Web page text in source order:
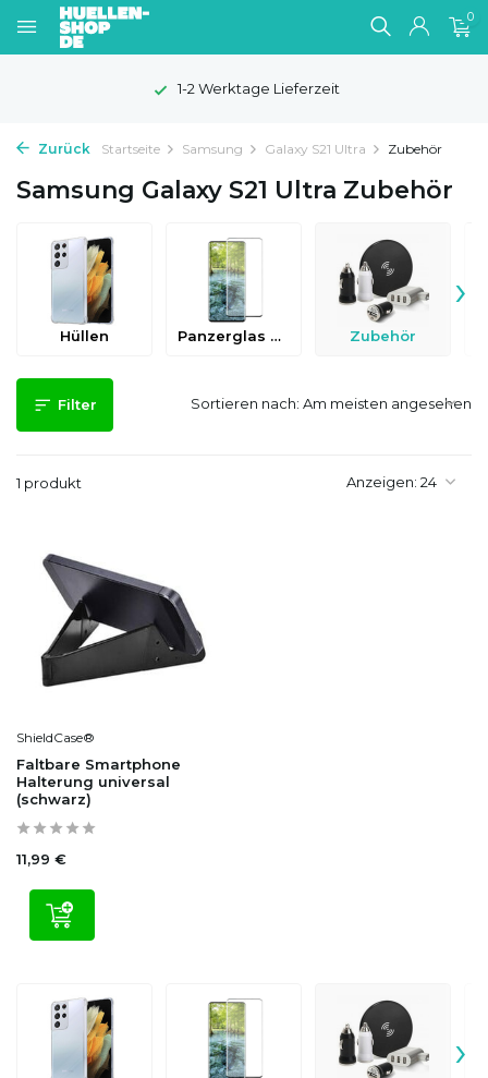
0
1-2 Werktage Lieferzeit
Zurück Startseite Samsung Galaxy S21 Ultra Zubehör
Samsung Galaxy S21 Ultra Zubehör
Hüllen Panzerglas & Schutzfolien Zubehör
›
Filter
1 produkt Anzeigen:
Sortieren nach:
ShieldCase®
Faltbare Smartphone
Halterung universal
(schwarz)
11,99 €
›